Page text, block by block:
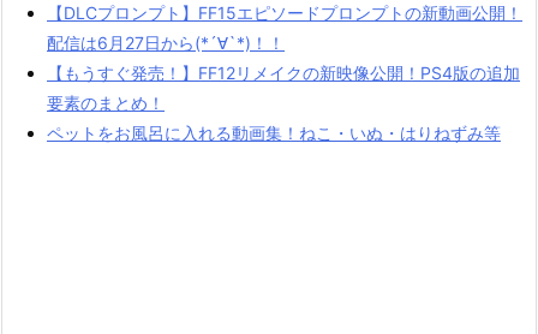
【DLCプロンプト】FF15エピソードプロンプトの新動画公開！
配信は6月27日から(*´∀`*)！！
【もうすぐ発売！】FF12リメイクの新映像公開！PS4版の追加
要素のまとめ！
ペットをお風呂に入れる動画集！ねこ・いぬ・はりねずみ等